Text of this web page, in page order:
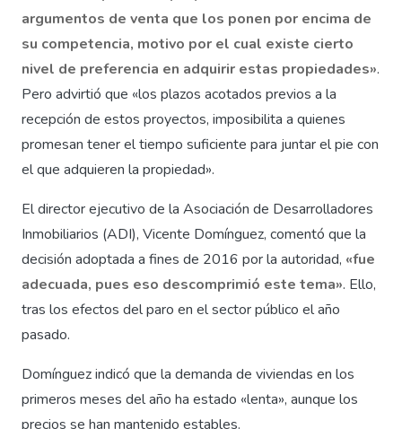
argumentos de venta que los ponen por encima de
su competencia, motivo por el cual existe cierto
nivel de preferencia en adquirir estas propiedades».
Pero advirtió que «los plazos acotados previos a la
recepción de estos proyectos, imposibilita a quienes
promesan tener el tiempo suficiente para juntar el pie con
el que adquieren la propiedad».
El director ejecutivo de la Asociación de Desarrolladores
Inmobiliarios (ADI), Vicente Domínguez, comentó que la
decisión adoptada a fines de 2016 por la autoridad, «fue
adecuada, pues eso descomprimió este tema». Ello,
tras los efectos del paro en el sector público el año
pasado.
Domínguez indicó que la demanda de viviendas en los
primeros meses del año ha estado «lenta», aunque los
precios se han mantenido estables.